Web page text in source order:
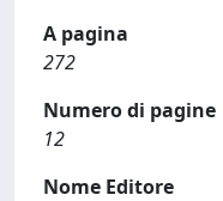
A pagina
272
Numero di pagine
12
Nome Editore